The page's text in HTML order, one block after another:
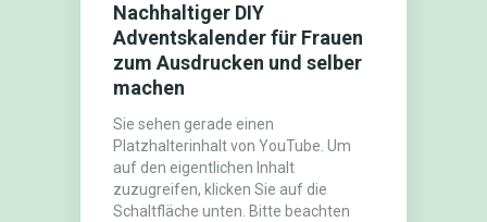
Nachhaltiger DIY
Adventskalender für Frauen
zum Ausdrucken und selber
machen
Sie sehen gerade einen
Platzhalterinhalt von YouTube. Um
auf den eigentlichen Inhalt
zuzugreifen, klicken Sie auf die
Schaltfläche unten. Bitte beachten